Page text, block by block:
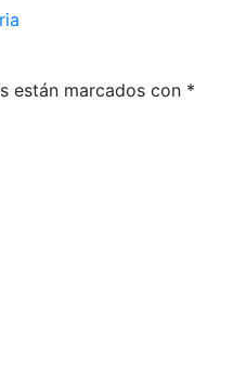
están marcados con *